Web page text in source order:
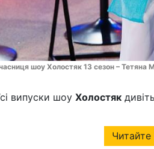
шоу Холостяк 13 сезон –
випуски шоу Холостяк
Читайте